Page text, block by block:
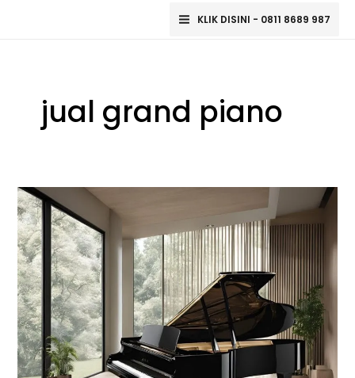
Main
KLIK DISINI - 0811 8689 987
jual grand piano
Jual
Piano
Kawai:
Eksplorasi
Keindahan
Musik
dengan
Kualitas
Premium